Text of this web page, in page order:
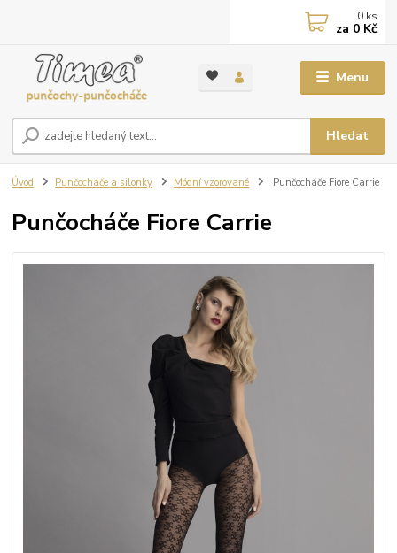
Menu
Hledat
0 ks
za 0 Kč
Úvod Punčocháče a silonky Módní vzorované Punčocháče Fiore Carrie
Punčocháče Fiore Carrie